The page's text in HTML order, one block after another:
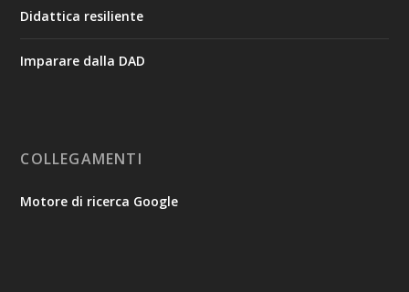
Didattica resiliente
Imparare dalla DAD
COLLEGAMENTI
Motore di ricerca Google